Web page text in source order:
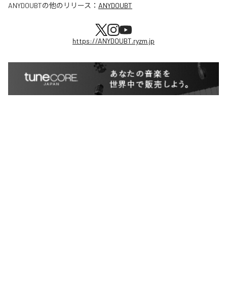
ANYDOUBTの他のリリース： ANYDOUBT
https://ANYDOUBT.ryzm.jp